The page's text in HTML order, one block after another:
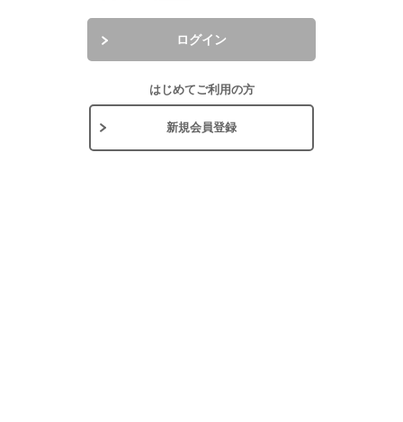
ログイン
はじめてご利用の方
新規会員登録